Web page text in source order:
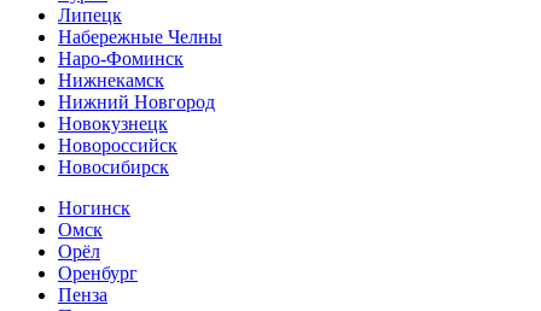
Липецк
Набережные Челны
Наро-Фоминск
Нижнекамск
Нижний Новгород
Новокузнецк
Новороссийск
Новосибирск
Ногинск
Омск
Орёл
Оренбург
Пенза